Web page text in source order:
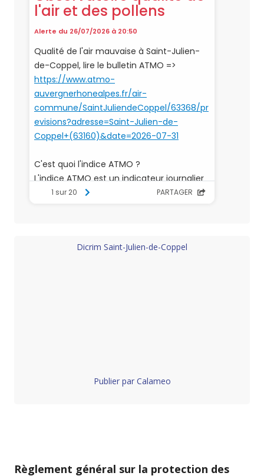
Dicrim Saint-Julien-de-Coppel
Publier par Calameo
Règlement général sur la protection des